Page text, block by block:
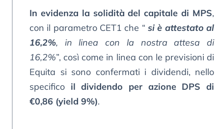
In evidenza la solidità del capitale di MPS,
con il parametro CET1 che “ si è attestato al
16,2%, in linea con la nostra attesa di
16,2%”, così come in linea con le previsioni di
Equita si sono confermati i dividendi, nello
specifico il dividendo per azione DPS di
€0,86 (yield 9%).